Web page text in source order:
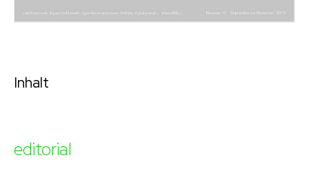
Inhalt
editorial